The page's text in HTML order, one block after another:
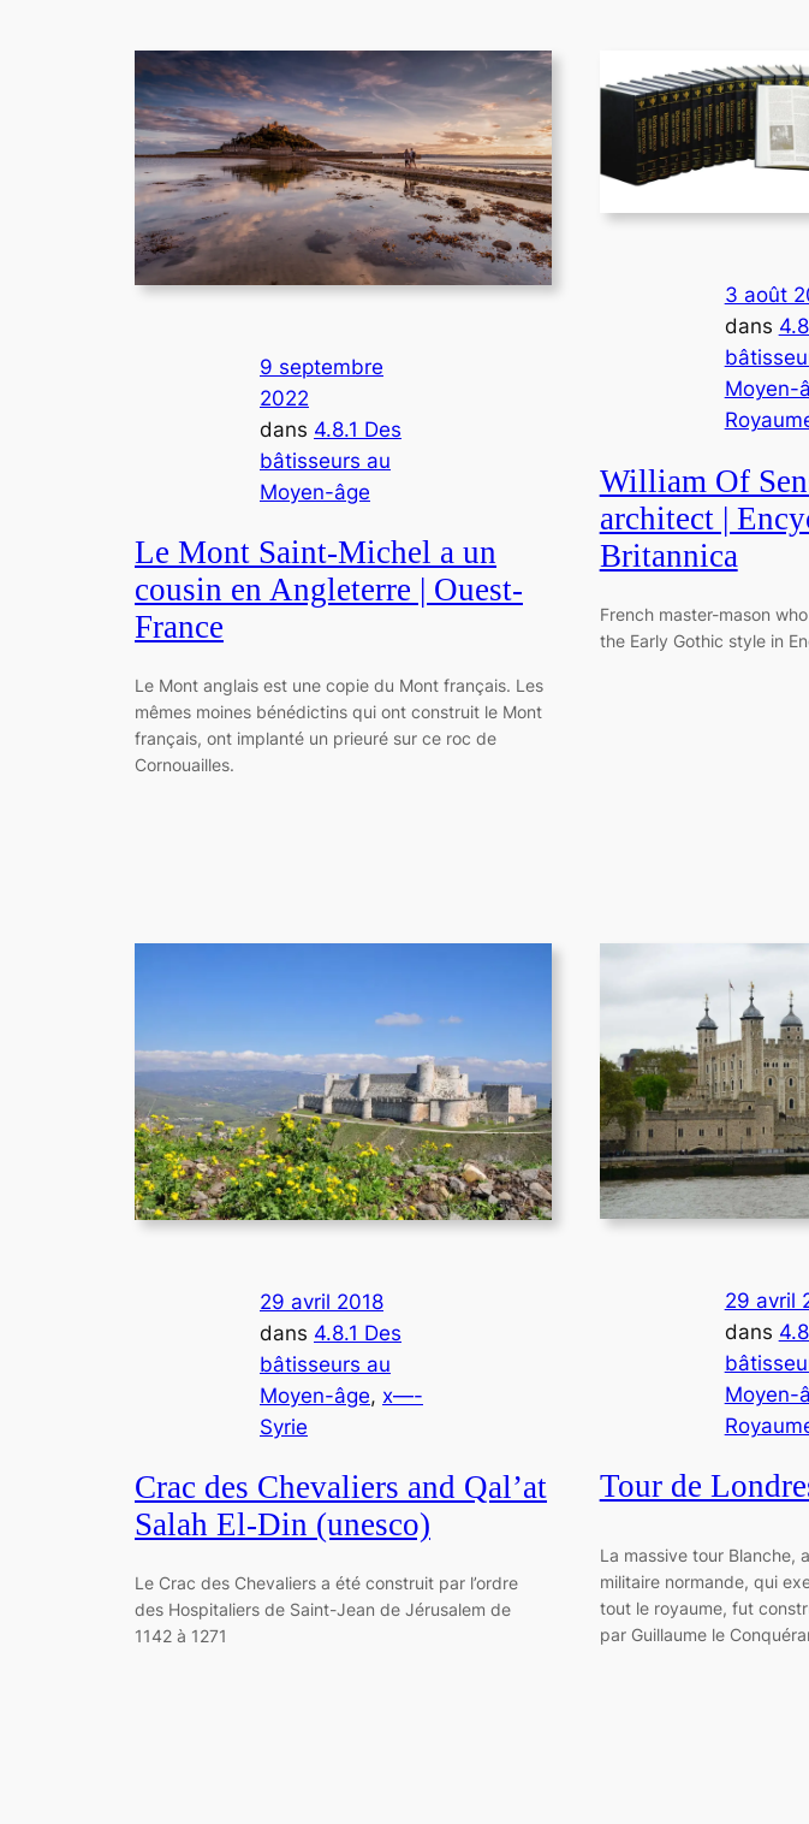
9 septembre
2022
dans 4.8.1 Des
bâtisseurs au
Moyen-âge
Le Mont Saint-Michel a un
cousin en Angleterre | Ouest-
France
Le Mont anglais est une copie du Mont français. Les
mêmes moines bénédictins qui ont construit le Mont
français, ont implanté un prieuré sur ce roc de
Cornouailles.
3 août
dans
Moyen-
William Of
architect |
Britannica
French master-mason
the Early Gothic style in
29 avril 2018
dans 4.8.1 Des
bâtisseurs au
Moyen-âge, x—-
Syrie
Crac des Chevaliers and Qal’at
Salah El-Din (unesco)
Le Crac des Chevaliers a été construit par l’ordre
des Hospitaliers de Saint-Jean de Jérusalem de
1142 à 1271
29 avril
dans
Moyen-
Tour de
La massive tour Blanche,
militaire normande, qui
tout le royaume, fut
par Guillaume le